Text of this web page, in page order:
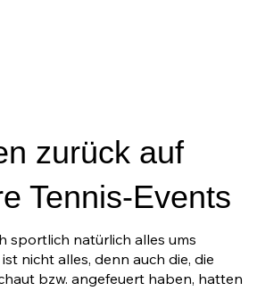
zurück auf
Tennis-Events
sportlich natürlich alles ums
nicht alles, denn auch die, die
bzw. angefeuert haben, hatten